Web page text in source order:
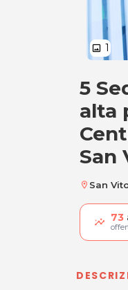
image 1
5
5
alta
San
location_on San
73